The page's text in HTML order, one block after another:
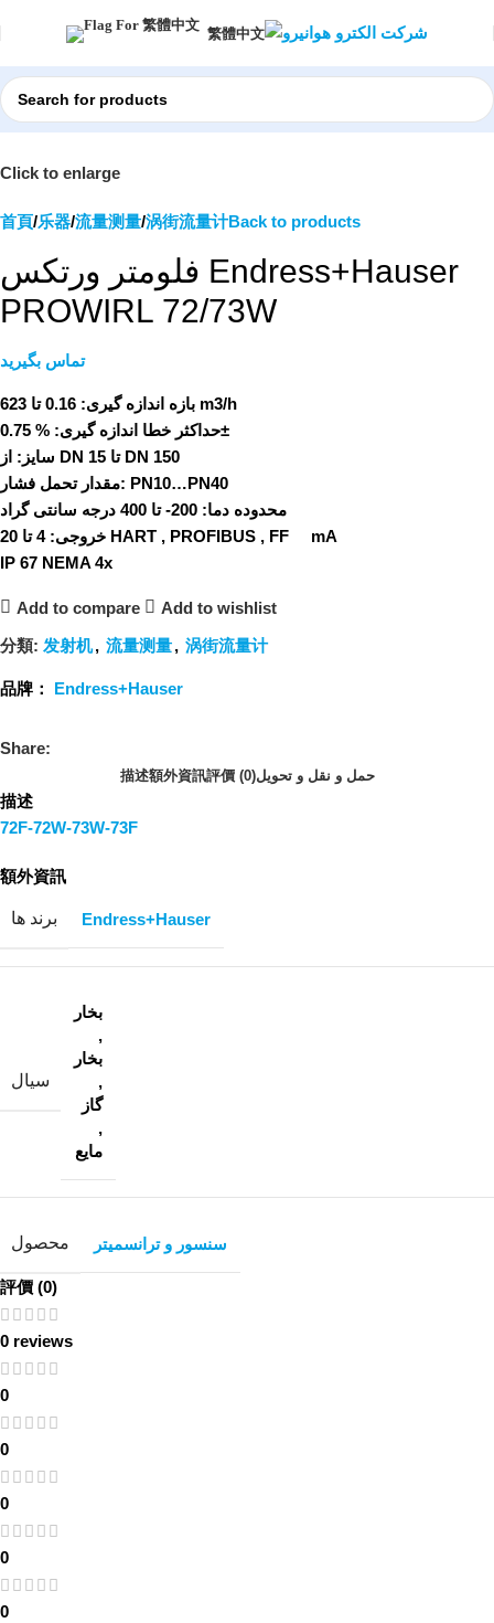
繁體中文
Click to enlarge
首頁 乐器 流量测量 涡街流量计Back to products
فلومتر ورتکس Endress+Hauser
PROWIRL 72/73W
تماس بگیرید
بازه اندازه گیری: 0.16 تا 623 m3/h
حداکثر خطا اندازه گیری:% 0.75±
سایز:
از DN 15 تا DN 150
مقدار تحمل فشار: PN10…PN40
محدوده دما: 200- تا 400 درجه سانتی گراد
خروجی: 4 تا 20 HART , PROFIBUS , FF mA
IP 67 NEMA 4x
Add to compare Add to wishlist
分類: 发射机, 流量测量, 涡街流量计
品牌： Endress+Hauser
Share:
描述額外資訊評價 (0)حمل و نقل و تحویل
描述
72F-72W-73W-73F
額外資訊
برند ها Endress+Hauser
سیال
بخار
,
بخار
,
گاز
,
مایع
محصول سنسور و ترانسمیتر
評價 (0)
0 reviews
0
0
0
0
0